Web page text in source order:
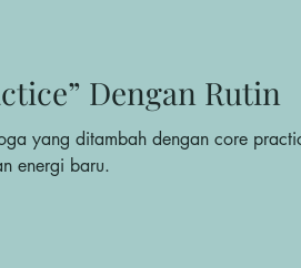
Dengan Rutin
yang ditambah dengan core
energi baru.